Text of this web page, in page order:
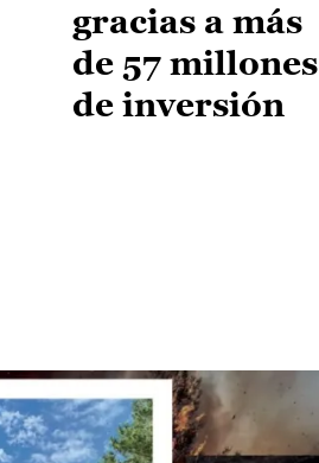
gracias a más
de 57 millones
de inversión